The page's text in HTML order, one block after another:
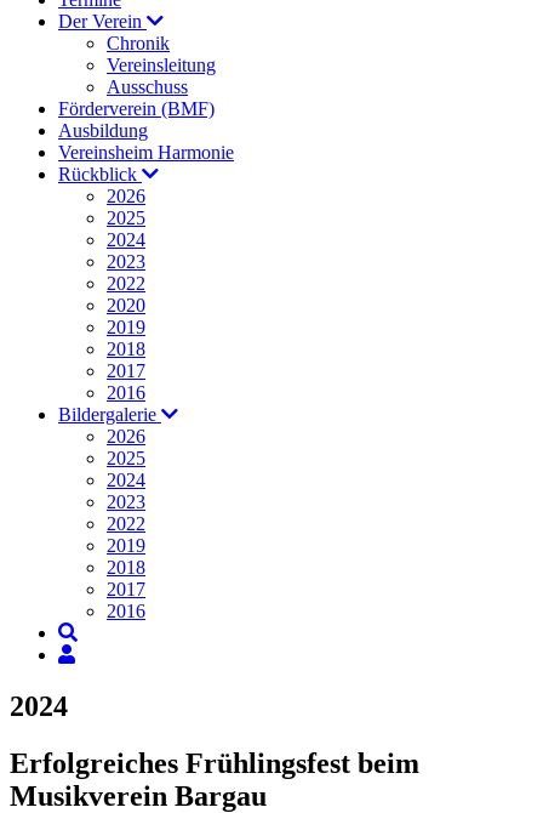
Der Verein
Chronik
Vereinsleitung
Ausschuss
Förderverein (BMF)
Ausbildung
Vereinsheim Harmonie
Rückblick
2026
2025
2024
2023
2022
2020
2019
2018
2017
2016
Bildergalerie
2026
2025
2024
2023
2022
2019
2018
2017
2016
2024
Erfolgreiches Frühlingsfest beim
Musikverein Bargau